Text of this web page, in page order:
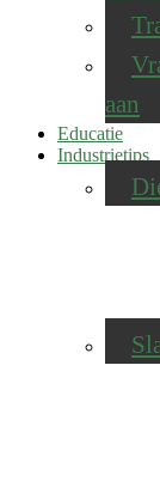
aan
Educatie
Industrietips